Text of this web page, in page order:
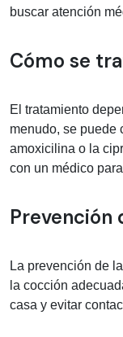
buscar atención
Cómo se
El tratamiento
menudo, se puede
amoxicilina o la
con un médico
Prevención
La prevención de
la cocción
casa y evitar